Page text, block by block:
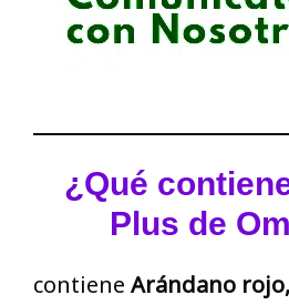
¿Qué
Plus de
contiene Arándano